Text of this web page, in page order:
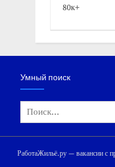
80к+
Умный поиск
Найти:
РаботаЖильё.ру — вакансии с